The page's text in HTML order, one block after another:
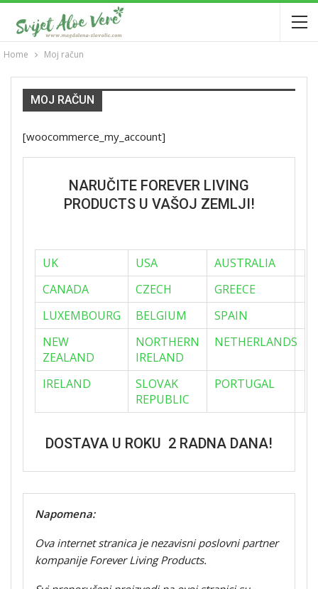
Home Moj račun
MOJ RAČUN
[woocommerce_my_account]
NARUČITE FOREVER LIVING
PRODUCTS U VAŠOJ ZEMLJI!
UK USA
AUSTRALIA
CANADA
CZECH
GREECE
LUXEMBOURG
BELGIUM
SPAIN
NEW
ZEALAND
NORTHERN
IRELAND
NETHERLANDS
IRELAND
SLOVAK
REPUBLIC
PORTUGAL
DOSTAVA U ROKU 2 RADNA DANA!
Napomena:
Ova internet stranica je nezavisni poslovni partner
kompanije Forever Living Products.